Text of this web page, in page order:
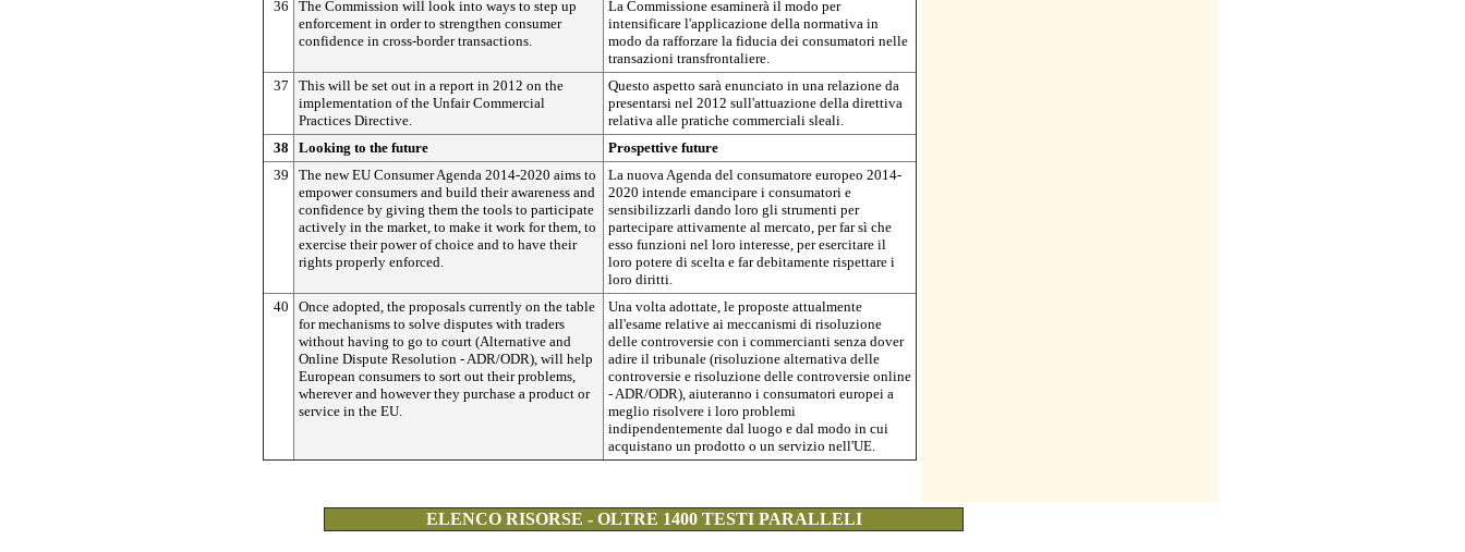
36
The Commission will look into ways to step up
enforcement in order to strengthen consumer
confidence in cross-border transactions.
La Commissione esaminerà il modo per
intensificare l'applicazione della normativa in
modo da rafforzare la fiducia dei consumatori nelle
transazioni transfrontaliere.
37
This will be set out in a report in 2012 on the
implementation of the Unfair Commercial
Practices Directive.
Questo aspetto sarà enunciato in una relazione da
presentarsi nel 2012 sull'attuazione della direttiva
relativa alle pratiche commerciali sleali.
38
Looking to the future
Prospettive future
39
The new EU Consumer Agenda 2014-2020 aims to
empower consumers and build their awareness and
confidence by giving them the tools to participate
actively in the market, to make it work for them, to
exercise their power of choice and to have their
rights properly enforced.
La nuova Agenda del consumatore europeo 2014-
2020 intende emancipare i consumatori e
sensibilizzarli dando loro gli strumenti per
partecipare attivamente al mercato, per far sì che
esso funzioni nel loro interesse, per esercitare il
loro potere di scelta e far debitamente rispettare i
loro diritti.
40
Once adopted, the proposals currently on the table
for mechanisms to solve disputes with traders
without having to go to court (Alternative and
Online Dispute Resolution - ADR/ODR), will help
European consumers to sort out their problems,
wherever and however they purchase a product or
service in the EU.
Una volta adottate, le proposte attualmente
all'esame relative ai meccanismi di risoluzione
delle controversie con i commercianti senza dover
adire il tribunale (risoluzione alternativa delle
controversie e risoluzione delle controversie online
- ADR/ODR), aiuteranno i consumatori europei a
meglio risolvere i loro problemi
indipendentemente dal luogo e dal modo in cui
acquistano un prodotto o un servizio nell'UE.
ELENCO RISORSE - OLTRE 1400 TESTI PARALLELI